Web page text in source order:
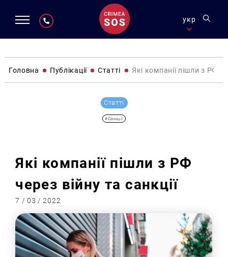
укр
Головна Публікації Статті Які компанії пішли з РФ
Статті
#Санкції
Які компанії пішли з РФ
через війну та санкції
7 / 03 / 2022